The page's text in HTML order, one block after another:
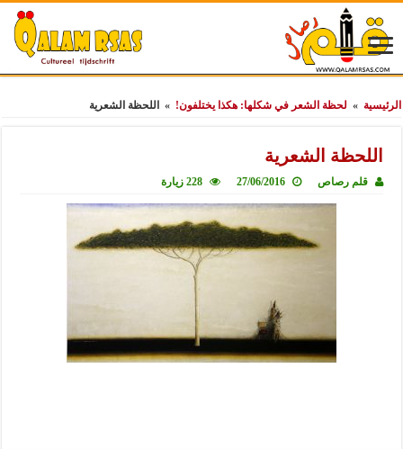
الرئيسية » لحظة الشعر في شكلها: هكذا يختلفون! » اللحظة الشعرية
اللحظة الشعرية
قلم رصاص 27/06/2016 228 زيارة